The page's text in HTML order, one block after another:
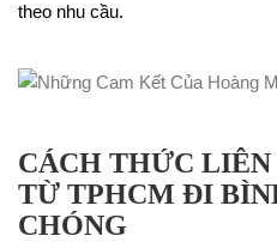
theo nhu cầu.
CÁCH THỨC
TỪ TPHCM ĐI
CHÓNG